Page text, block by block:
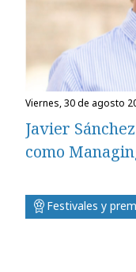
viernes, 30 de agosto
Javier
como
Festivales y